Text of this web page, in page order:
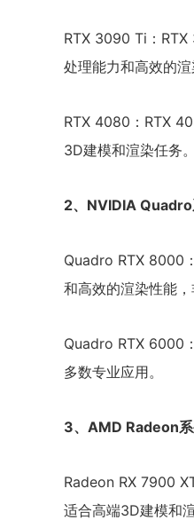
RTX 3090 Ti：
处理能力和高效的渲
RTX 4080：RTX
3D建模和渲染任务。
2、NVIDIA Quadro
Quadro RTX 8000
和高效的渲染性能
Quadro RTX 6000
多数专业应用。
3、AMD Radeon系
Radeon RX 7900
适合高端3D建模和